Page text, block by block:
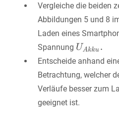
Vergleiche die beiden
Abbildungen 5 und 8
Laden eines
Spannung
Entscheide anhand
Betrachtung, welcher
Verläufe besser zum
geeignet ist.